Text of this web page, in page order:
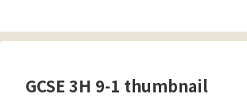
GCSE 3H 9-1 thumbnail